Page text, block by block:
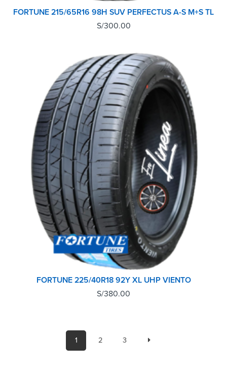
FORTUNE 215/65R16 98H SUV PERFECTUS A-S M+S TL
S/300.00
FORTUNE 225/40R18 92Y XL UHP VIENTO
S/380.00
1 2 3